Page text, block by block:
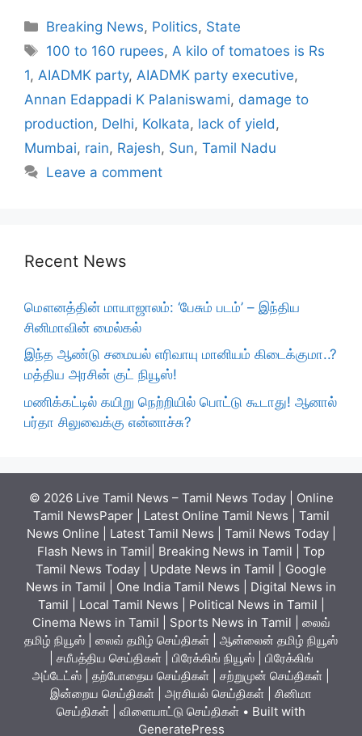
Categories
Breaking News, Politics, State
Tags
100 to 160 rupees, A kilo of tomatoes is Rs
1, AIADMK party, AIADMK party executive,
Annan Edappadi K Palaniswami, damage to
production, Delhi, Kolkata, lack of yield ,
Mumbai, rain, Rajesh, Sun, Tamil Nadu
Leave a comment
Recent News
மௌனத்தின் மாயாஜாலம்: ‘பேசும் படம்’ – இந்திய
சினிமாவின் மைல்கல்
இந்த ஆண்டு சமையல் எரிவாயு மானியம் கிடைக்குமா..?
மத்திய அரசின் குட் நியூஸ்!
மணிக்கட்டில் கயிறு நெற்றியில் பொட்டு கூடாது! ஆனால்
பர்தா சிலுவைக்கு என்னாச்சு?
© 2026 Live Tamil News – Tamil News Today | Online
Tamil NewsPaper | Latest Online Tamil News | Tamil
News Online | Latest Tamil News | Tamil News Today |
Flash News in Tamil| Breaking News in Tamil | Top
Tamil News Today | Update News in Tamil | Google
News in Tamil | One India Tamil News | Digital News in
Tamil | Local Tamil News | Political News in Tamil |
Cinema News in Tamil | Sports News in Tamil | லைவ்
தமிழ் நியூஸ் | லைவ் தமிழ் செய்திகள் | ஆன்லைன் தமிழ் நியூஸ்
| சமீபத்திய செய்திகள் | பிரேக்கிங் நியூஸ் | பிரேக்கிங்
அப்டேட்ஸ் | தற்போதைய செய்திகள் | சற்றுமுன் செய்திகள் |
இன்றைய செய்திகள் | அரசியல் செய்திகள் | சினிமா
செய்திகள் | விளையாட்டு செய்திகள் • Built with
GeneratePress